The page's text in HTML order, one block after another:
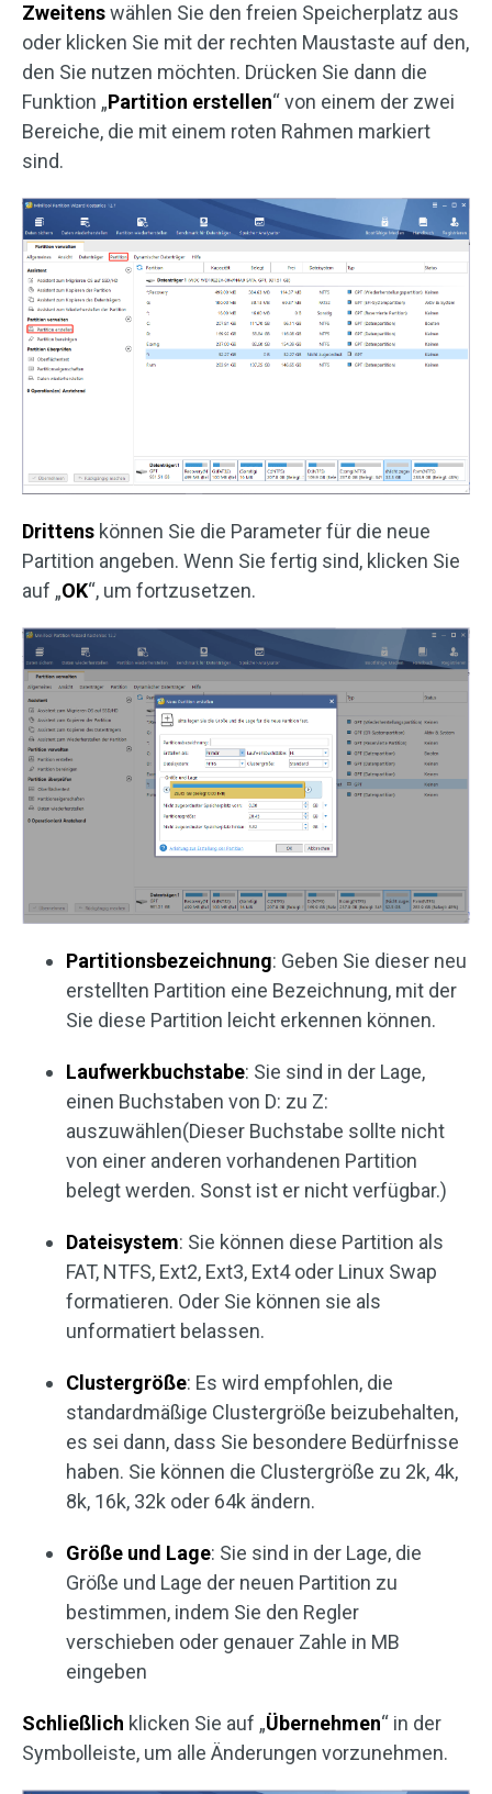
Zweitenswählen Sie den freien Speicherplatz aus
oder klicken Sie mit der rechten Maustaste auf den,
den Sie nutzen möchten. Drücken Sie dann die
Funktion „Partition erstellen“ von einem der zwei
Bereiche, die mit einem roten Rahmen markiert
sind.
Drittens können Sie die Parameter für die neue
Partition angeben. Wenn Sie fertig sind, klicken Sie
auf „OK“, um fortzusetzen.
Partitionsbezeichnung: Geben Sie dieser neu
erstellten Partition eine Bezeichnung, mit der
Sie diese Partition leicht erkennen können.
Laufwerkbuchstabe: Sie sind in der Lage,
einen Buchstaben von D: zu Z:
auszuwählen(Dieser Buchstabe sollte nicht
von einer anderen vorhandenen Partition
belegt werden. Sonst ist er nicht verfügbar.)
Dateisystem: Sie können diese Partition als
FAT, NTFS, Ext2, Ext3, Ext4 oder Linux Swap
formatieren. Oder Sie können sie als
unformatiert belassen.
Clustergröße: Es wird empfohlen, die
standardmäßige Clustergröße beizubehalten,
es sei dann, dass Sie besondere Bedürfnisse
haben. Sie können die Clustergröße zu 2k, 4k,
8k, 16k, 32k oder 64k ändern.
Größe und Lage: Sie sind in der Lage, die
Größe und Lage der neuen Partition zu
bestimmen, indem Sie den Regler
verschieben oder genauer Zahle in MB
eingeben
Schließlich klicken Sie auf „Übernehmen“ in der
Symbolleiste, um alle Änderungen vorzunehmen.